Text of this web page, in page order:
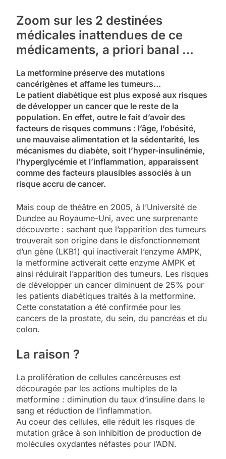
Zoom sur les 2 destinées
médicales inattendues de ce
médicaments, a priori banal …
La metformine préserve des mutations
cancérigènes et affame les tumeurs…
Le patient diabétique est plus exposé aux risques
de développer un cancer que le reste de la
population. En effet, outre le fait d’avoir des
facteurs de risques communs : l’âge, l’obésité,
une mauvaise alimentation et la sédentarité, les
mécanismes du diabète, soit l’hyper-insulinémie,
l’hyperglycémie et l’inflammation, apparaissent
comme des facteurs plausibles associés à un
risque accru de cancer.
Mais coup de théâtre en 2005, à l’Université de
Dundee au Royaume-Uni, avec une surprenante
découverte : sachant que l’apparition des tumeurs
trouverait son origine dans le disfonctionnement
d’un gène (LKB1) qui inactiverait l’enzyme AMPK,
la metformine activerait cette enzyme AMPK et
ainsi réduirait l’apparition des tumeurs. Les risques
de développer un cancer diminuent de 25% pour
les patients diabétiques traités à la metformine.
Cette constatation a été confirmée pour les
cancers de la prostate, du sein, du pancréas et du
colon.
La raison ?
La prolifération de cellules cancéreuses est
découragée par les actions multiples de la
metformine : diminution du taux d’insuline dans le
sang et réduction de l’inflammation.
Au coeur des cellules, elle réduit les risques de
mutation grâce à son inhibition de production de
molécules oxydantes néfastes pour l’ADN.